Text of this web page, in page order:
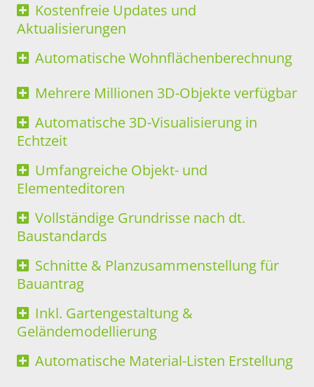
Kostenfreie Updates und
Aktualisierungen
Automatische Wohnflächenberechnung
Mehrere Millionen 3D-Objekte verfügbar
Automatische 3D-Visualisierung in
Echtzeit
Umfangreiche Objekt- und
Elementeditoren
Vollständige Grundrisse nach dt.
Baustandards
Schnitte & Planzusammenstellung für
Bauantrag
Inkl. Gartengestaltung &
Geländemodellierung
Automatische Material-Listen Erstellung